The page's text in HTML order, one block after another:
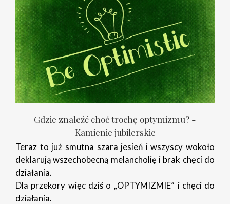
Gdzie znaleźć choć trochę optymizmu? -
Kamienie jubilerskie
Teraz to już smutna szara jesień i wszyscy wokoło
deklarują wszechobecną melancholię i brak chęci do
działania.
Dla przekory więc dziś o „OPTYMIZMIE” i chęci do
działania.